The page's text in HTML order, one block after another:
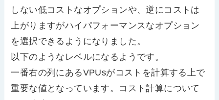
しない低コストなオプションや、逆にコストは
上がりますがハイパフォーマンスなオプション
を選択できるようになりました。
以下のようなレベルになるようです。
一番右の列にあるVPUsがコストを計算する上で
重要な値となっています。コスト計算について